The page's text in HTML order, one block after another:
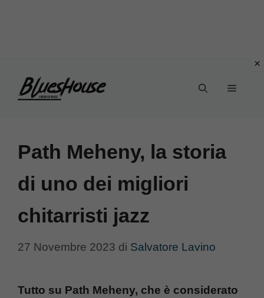
Menu
Path Meheny, la storia
di uno dei migliori
chitarristi jazz
27 Novembre 2023 di Salvatore Lavino
Tutto su Path Meheny, che è considerato